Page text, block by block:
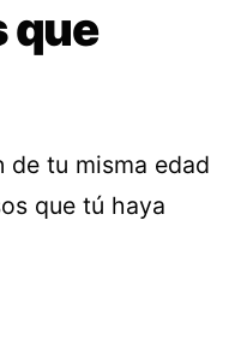
que
de tu misma edad
que tú haya